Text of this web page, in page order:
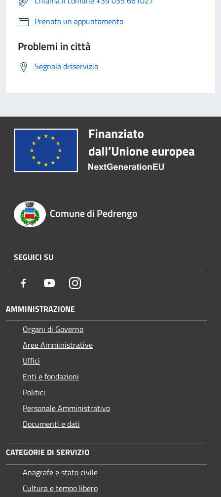
Prenota un appuntamento
Problemi in città
Segnala disservizio
Comune di Pedrengo
SEGUICI SU
Facebook YoutubeInstagram
AMMINISTRAZIONE
Organi di Governo
Aree Amministrative
Uffici
Enti e fondazioni
Politici
Personale Amministrativo
Documenti e dati
CATEGORIE DI SERVIZIO
Anagrafe e stato civile
Cultura e tempo libero